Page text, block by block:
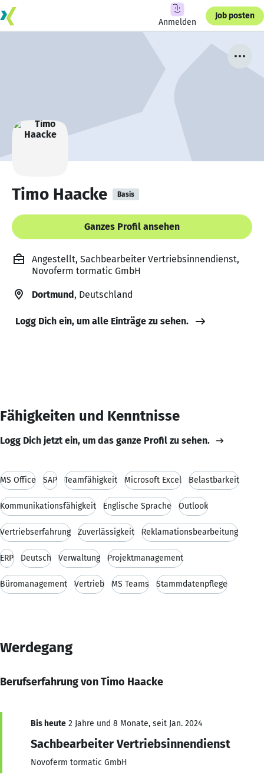
Anmelden
Job posten
Timo Haacke Basis
Ganzes Profil ansehen
Angestellt, Sachbearbeiter Vertriebsinnendienst,
Novoferm tormatic GmbH
Dortmund, Deutschland
Logg Dich ein, um alle Einträge zu sehen.
Fähigkeiten und Kenntnisse
Logg Dich jetzt ein, um das ganze Profil zu sehen.
MS Office SAP Teamfähigkeit Microsoft Excel Belastbarkeit
Kommunikationsfähigkeit Englische Sprache Outlook
Vertriebserfahrung Zuverlässigkeit Reklamationsbearbeitung
ERP Deutsch Verwaltung Projektmanagement
Büromanagement Vertrieb MS Teams Stammdatenpflege
Werdegang
Berufserfahrung von Timo Haacke
Bis heute 2 Jahre und 8 Monate, seit Jan. 2024
Sachbearbeiter Vertriebsinnendienst
Novoferm tormatic GmbH